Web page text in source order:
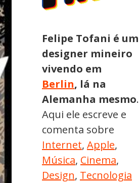
Felipe Tofani é um
designer mineiro
vivendo em
Berlin, lá na
Alemanha mesmo.
Aqui ele escreve e
comenta sobre
Internet, Apple,
Música, Cinema,
Design, Tecnologia